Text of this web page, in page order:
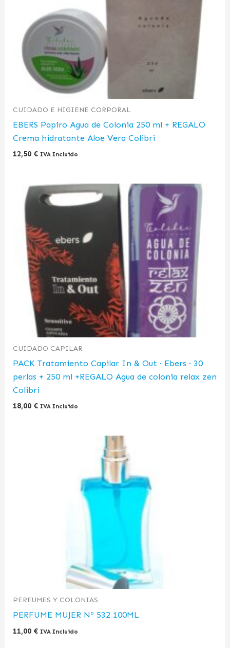
CUIDADO E HIGIENE CORPORAL
EBERS Papiro Agua de Colonia 250 ml + REGALO
Crema hidratante Aloe Vera Colibri
12,50 € IVA Incluido
CUIDADO CAPILAR
PACK Tratamiento Capilar In & Out · Ebers · 30
perlas + 250 ml +REGALO Agua de colonia relax zen
Colibri
18,00 € IVA Incluido
PERFUMES Y COLONIAS
PERFUME MUJER Nº 532 100ML
11,00 € IVA Incluido